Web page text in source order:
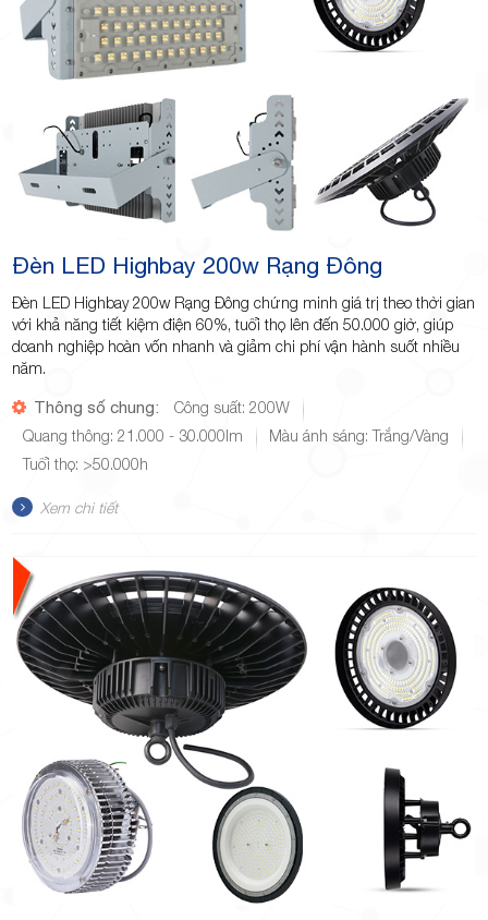
Đèn LED Highbay 200w Rạng Đông
Đèn LED Highbay 200w Rạng Đông chứng minh giá trị theo thời gian
với khả năng tiết kiệm điện 60%, tuổi thọ lên đến 50.000 giờ, giúp
doanh nghiệp hoàn vốn nhanh và giảm chi phí vận hành suốt nhiều
năm.
Thông số chung:
Công suất: 200W
Quang thông: 21.000 - 30.000lm
Màu ánh sáng: Trắng/Vàng
Tuổi thọ: >50.000h
Xem chi tiết